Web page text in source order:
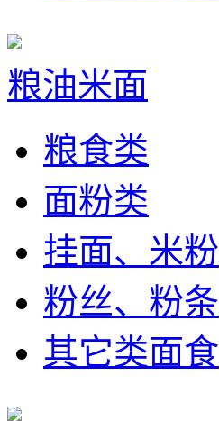
粮油米面
粮食类
面粉类
挂面、米粉
粉丝、粉条
其它类面食